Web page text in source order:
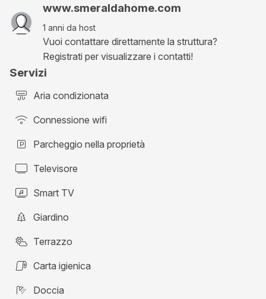
www.smeraldahome.com
1 anni da host
Vuoi contattare direttamente la struttura?
Registrati per visualizzare i contatti!
Servizi
Aria condizionata
Connessione wifi
Parcheggio nella proprietà
Televisore
Smart TV
Giardino
Terrazzo
Carta igienica
Doccia